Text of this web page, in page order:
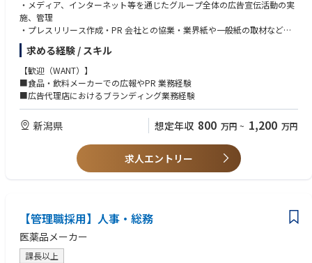
・メディア、インターネット等を通じたグループ全体の広告宣伝活動の実
施、管理
・プレスリリース作成・PR 会社との協業・業界紙や一般紙の取材などメ
ディア対応
・PR イベントの企画・実行
求める経験 / スキル
【歓迎（WANT）】
■食品・飲料メーカーでの広報やPR 業務経験
■広告代理店におけるブランディング業務経験
新潟県 想定年収 800 万円 ~ 1,200 万円
求人エントリー
【管理職採用】人事・総務
医薬品メーカー
課長以上